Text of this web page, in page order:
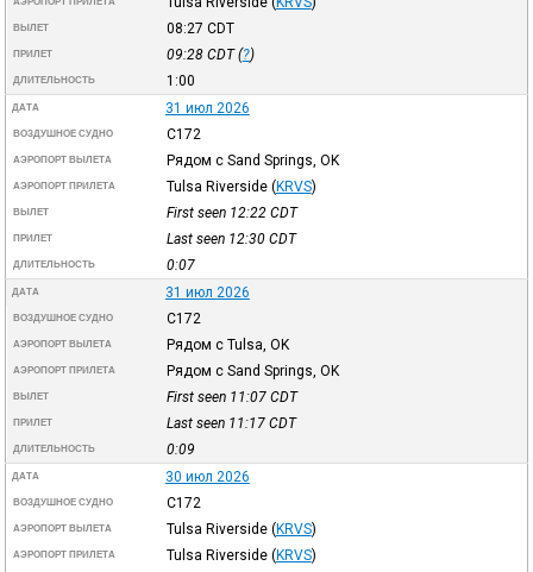
ВЫЛЕТ 08:27 CDT
ПРИЛЕТ 09:28 CDT(?)
ДЛИТЕЛЬНОСТЬ 1:00
ДАТА 31 июл 2026
ВОЗДУШНОЕ СУДНО C172
АЭРОПОРТ ВЫЛЕТА Рядом с Sand Springs, OK
АЭРОПОРТ ПРИЛЕТА Tulsa Riverside (KRVS)
ВЫЛЕТ First seen 12:22 CDT
ПРИЛЕТ Last seen 12:30 CDT
ДЛИТЕЛЬНОСТЬ 0:07
ДАТА 31 июл 2026
ВОЗДУШНОЕ СУДНО C172
АЭРОПОРТ ВЫЛЕТА Рядом с Tulsa, OK
АЭРОПОРТ ПРИЛЕТА Рядом с Sand Springs, OK
ВЫЛЕТ First seen 11:07 CDT
ПРИЛЕТ Last seen 11:17 CDT
ДЛИТЕЛЬНОСТЬ 0:09
ДАТА 30 июл 2026
ВОЗДУШНОЕ СУДНО C172
АЭРОПОРТ ВЫЛЕТА Tulsa Riverside (KRVS)
АЭРОПОРТ ПРИЛЕТА Tulsa Riverside (KRVS)